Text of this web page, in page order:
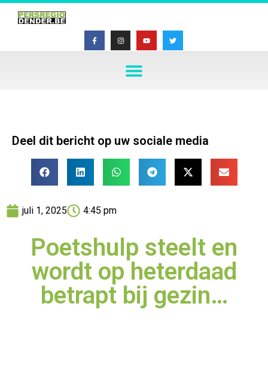
Deel dit bericht op uw sociale media
juli 1, 2025 4:45 pm
Poetshulp steelt en
wordt op heterdaad
betrapt bij gezin…